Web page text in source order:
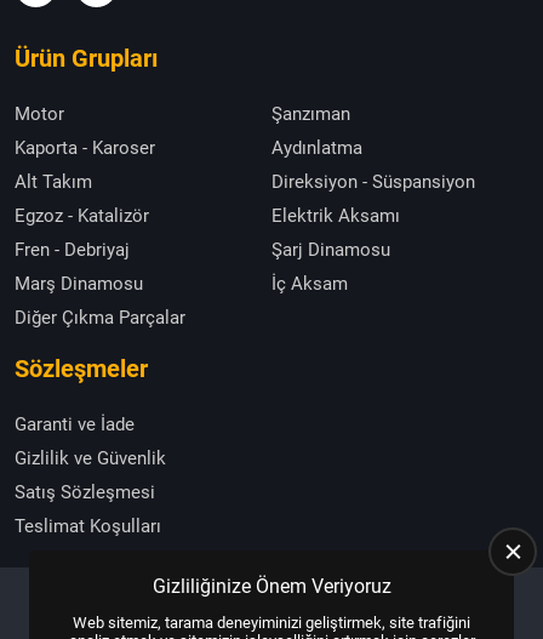
Ürün Grupları
Motor
Şanzıman
Kaporta - Karoser
Aydınlatma
Alt Takım
Direksiyon - Süspansiyon
Egzoz - Katalizör
Elektrik Aksamı
Fren - Debriyaj
Şarj Dinamosu
Marş Dinamosu
İç Aksam
Diğer Çıkma Parçalar
Sözleşmeler
Garanti ve İade
Gizlilik ve Güvenlik
Satış Sözleşmesi
Teslimat Koşulları
Copyright © 2025, All Right ReservedUS YAZILIM
Gizliliğinize Önem Veriyoruz
Web sitemiz, tarama deneyiminizi geliştirmek, site trafiğini